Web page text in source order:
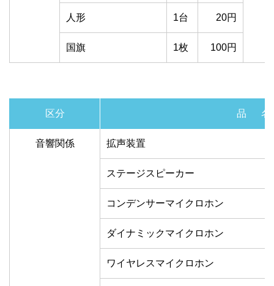
人形 1台 20円
国旗 1枚 100円
区分 品 名
音響関係 拡声装置
ステージスピーカー
コンデンサーマイクロホン
ダイナミックマイクロホン
ワイヤレスマイクロホン